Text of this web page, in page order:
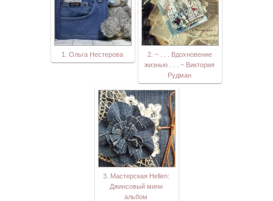
1. Ольга Нестерова
2. ~ . . . Вдохновение
жизнью . . . ~ Виктория
Рудман
3. Мастерская Hellen:
Джинсовый мини
альбом